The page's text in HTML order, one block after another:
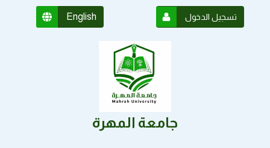
English تسجيل الدخول
جامعة المهرة